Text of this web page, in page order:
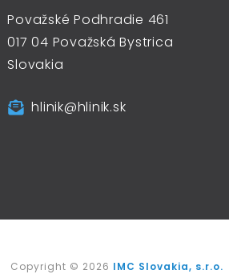
Považské Podhradie 461
017 04 Považská Bystrica
Slovakia
hlinik@hlinik.sk
Copyright © 2026 IMC Slovakia, s.r.o.